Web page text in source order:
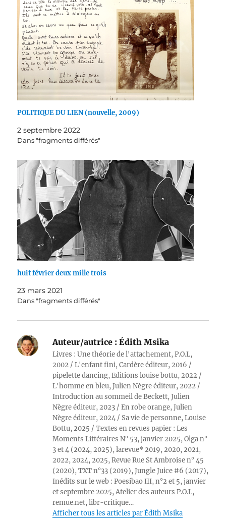
POLITIQUE DU LIEN (nouvelle, 2009)
2 septembre 2022
Dans "fragments différés"
huit février deux mille trois
23 mars 2021
Dans "fragments différés"
Auteur/autrice : Édith Msika
Livres : Une théorie de l'attachement, P.O.L,
2002 / L'enfant fini, Cardère éditeur, 2016 /
pipelette dancing, Editions louise bottu, 2022 /
L'homme en bleu, Julien Nègre éditeur, 2022 /
Introduction au sommeil de Beckett, Julien
Nègre éditeur, 2023 / En robe orange, Julien
Nègre éditeur, 2024 / Sa vie de personne, Louise
Bottu, 2025 / Textes en revues papier : Les
Moments Littéraires N° 53, janvier 2025, Olga n°
3 et 4 (2024, 2025), larevue* 2019, 2020, 2021,
2022, 2024, 2025, Revue Rue St Ambroise n° 45
(2020), TXT n°33 (2019), Jungle Juice #6 (2017),
Inédits sur le web : Poesibao III, n°2 et 5, janvier
et septembre 2025, Atelier des auteurs P.O.L,
remue.net, libr-critique…
Afficher tous les articles par Édith Msika